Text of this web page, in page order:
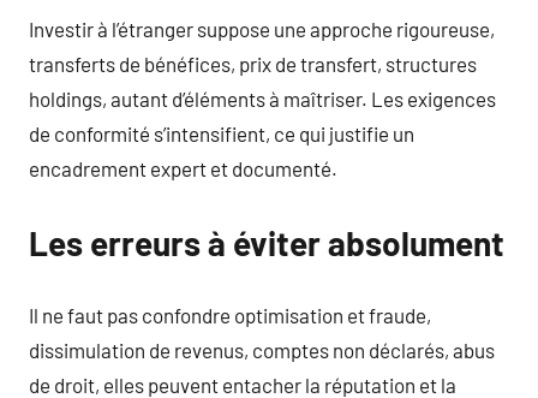
Investir à l’étranger suppose une approche rigoureuse,
transferts de bénéfices, prix de transfert, structures
holdings, autant d’éléments à maîtriser. Les exigences
de conformité s’intensifient, ce qui justifie un
encadrement expert et documenté.
Les erreurs à éviter absolument
Il ne faut pas confondre optimisation et fraude,
dissimulation de revenus, comptes non déclarés, abus
de droit, elles peuvent entacher la réputation et la